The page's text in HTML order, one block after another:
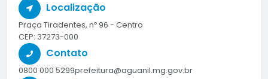
Localização
Praça Tiradentes, nº 96 - Centro
CEP: 37273-000
Contato
0800 000 5299prefeitura@aguanil.mg.gov.br